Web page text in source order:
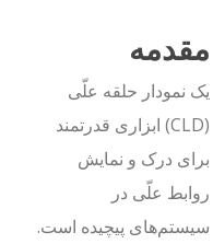
مقدمه
یک نمودار حلقه علّی
(CLD) ابزاری قدرتمند
برای درک و نمایش
روابط علّی در
سیستم‌های پیچیده است.